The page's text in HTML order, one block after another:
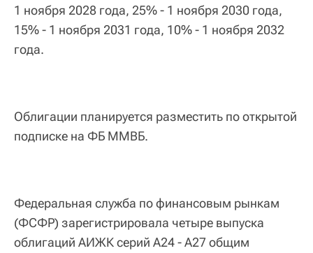
1 ноября 2028 года, 25% - 1 ноября 2030 года,
15% - 1 ноября 2031 года, 10% - 1 ноября 2032
года.
Облигации планируется разместить по открытой
подписке на ФБ ММВБ.
Федеральная служба по финансовым рынкам
(ФСФР) зарегистрировала четыре выпуска
облигаций АИЖК серий А24 - А27 общим